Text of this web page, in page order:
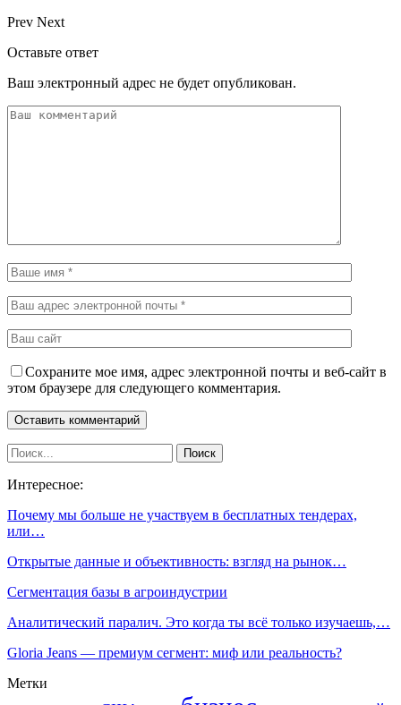
Prev Next
Оставьте ответ
Ваш электронный адрес не будет опубликован.
Сохраните мое имя, адрес электронной почты и веб-сайт в
этом браузере для следующего комментария.
Интересное:
Почему мы больше не участвуем в бесплатных тендерах,
или…
Открытые данные и объективность: взгляд на рынок…
Сегментация базы в агроиндустрии
Аналитический паралич. Это когда ты всё только изучаешь,…
Gloria Jeans — премиум сегмент: миф или реальность?
Метки